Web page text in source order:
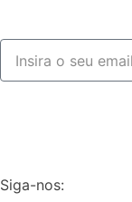
Siga-nos: